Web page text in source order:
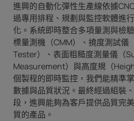
進興的自動化彈性生產線依據
過專用排程、規劃與監控軟體進
化。系統即時整合多項量測與檢
標量測機（CMM）、撓度測試儀
Tester）、表面粗糙度測量儀（
Measurement）與高度規（
個製程的即時監控，我們能精準
數據與品質狀況。最終經過組裝
段，進興能夠為客戶提供品質完
質的產品。